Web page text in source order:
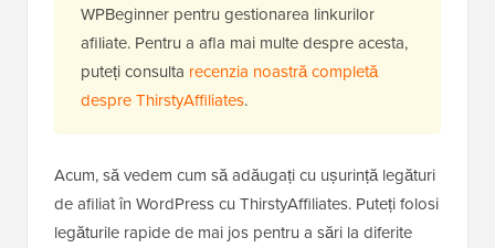
WPBeginner pentru gestionarea linkurilor
afiliate. Pentru a afla mai multe despre acesta,
puteți consulta recenzia noastră completă
despre ThirstyAffiliates.
Acum, să vedem cum să adăugați cu ușurință legături
de afiliat în WordPress cu ThirstyAffiliates. Puteți folosi
legăturile rapide de mai jos pentru a sări la diferite